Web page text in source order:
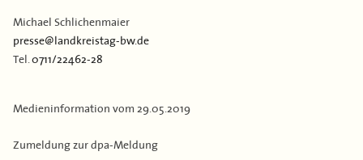
Kontakt
Partner
Flächen & Einwohner
Michael Schlichenmaier
presse@landkreistag-bw.de
Tel. 0711/22462-28
Medieninformation vom 29.05.2019
Zumeldung zur dpa-Meldung